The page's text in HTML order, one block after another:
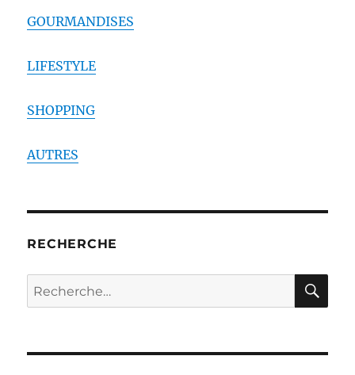
GOURMANDISES
LIFESTYLE
SHOPPING
AUTRES
RECHERCHE
Recherche
pour :